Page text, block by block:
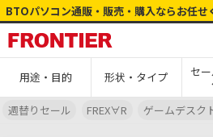
BTOパソコン通販・販売・購入ならお任せ
用途・目的 形状・タイプ セ
週替りセール FREX∀R ゲームデスク